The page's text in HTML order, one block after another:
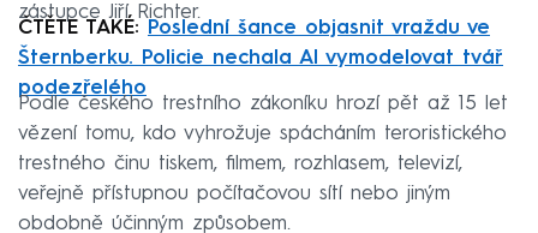
zástupce Jiří Richter.
ČTĚTE TAKÉ:
Poslední šance objasnit vraždu ve
Šternberku. Policie nechala AI vymodelovat tvář
podezřelého
Podle českého trestního zákoníku hrozí pět až 15 let
vězení tomu, kdo vyhrožuje spácháním teroristického
trestného činu tiskem, filmem, rozhlasem, televizí,
veřejně přístupnou počítačovou sítí nebo jiným
obdobně účinným způsobem.